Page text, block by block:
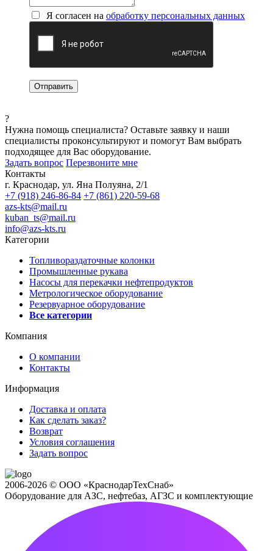
Я согласен на обработку персональных данных
?
Нужна помощь специалиста? Оставьте заявку и наши
специалисты проконсультируют и помогут Вам выбрать
подходящее для Вас оборудование.
Задать вопрос Перезвоните мне
Контакты
г. Краснодар, ул. Яна Полуяна, 2/1
+7 (918) 246-86-84 +7 (861) 220-59-68
azs-kts@mail.ru
kuban_ts@mail.ru
info@azs-kts.ru
Категории
Топливораздаточные колонки
Промышленные рукава
Насосы для перекачки нефтепродуктов
Метрологическое оборудование
Резервуарное оборудование
Все категории
Компания
О компании
Контакты
Информация
Доставка и оплата
Как сделать заказ?
Возврат
Условия соглашения
Задать вопрос
2006-2026 © ООО «КраснодарТехСнаб»
Оборудование для АЗС, нефтебаз, АГЗС и комплектующие